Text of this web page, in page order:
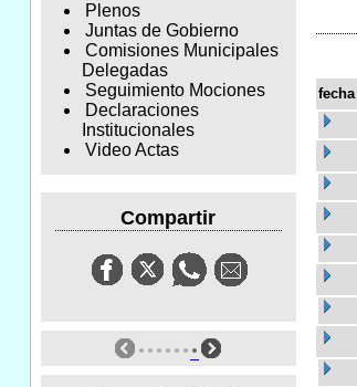
Plenos
Juntas de Gobierno
Comisiones Municipales
Delegadas
Seguimiento Mociones
Declaraciones
Institucionales
Video Actas
Compartir
fecha